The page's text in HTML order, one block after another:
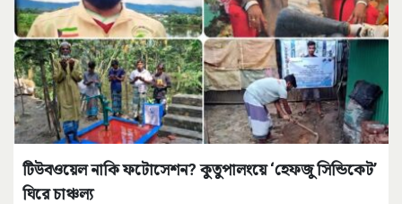
টিউবওয়েল নাকি ফটোসেশন? কুতুপালংয়ে ‘হেফজু সিন্ডিকেট’
ঘিরে চাঞ্চল্য